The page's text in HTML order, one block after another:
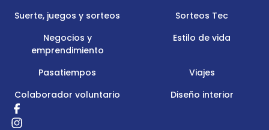
Suerte, juegos y sorteos
Sorteos Tec
Negocios y
emprendimiento
Estilo de vida
Pasatiempos
Viajes
Colaborador voluntario
Diseño interior
Redes
Sociales